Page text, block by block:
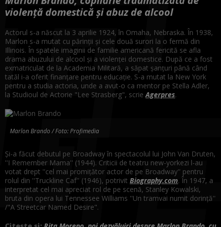
violență domestică și abuz de alcool
Actorul s-a născut la 3 aprilie 1924, în Omaha, Nebraska. În 1938,
Marlon s-a mutat cu părinţii şi cele două surori la o fermă din
Illinois. În spatele imaginii de familie americană fericită se afla
drama abuzului de alcool şi a violenţei domestice. După ce a fost
exmatriculat de la Academia Militară, a săpat şanţuri până când
tatăl i-a oferit finanţare pentru educaţie. S-a mutat la New York
pentru a studia actoria, unde a avut-o ca mentor pe Stella Adler,
la Studioul de Actorie "Lee Strasberg", scrieAgerpres.
Marlon Brando / Foto: Profimedia
Şi-a făcut debutul pe Broadway în spectacolul lui John Van Druten,
''I Remember Mama'' (1944). Criticii de teatru new-yorkezi l-au
votat drept ''cel mai promiţător actor de pe Broadway'' pentru
rolul din ''Truckline Caf'' (1946), potrivit Biography.com. În 1947, a
interpretat cel mai apreciat rol de pe scenă, Stanley Kowalski,
bruta din opera lui Tennessee Williams ''Un tramvai numit dorinţă''
/"A Streetcar Named Desire".